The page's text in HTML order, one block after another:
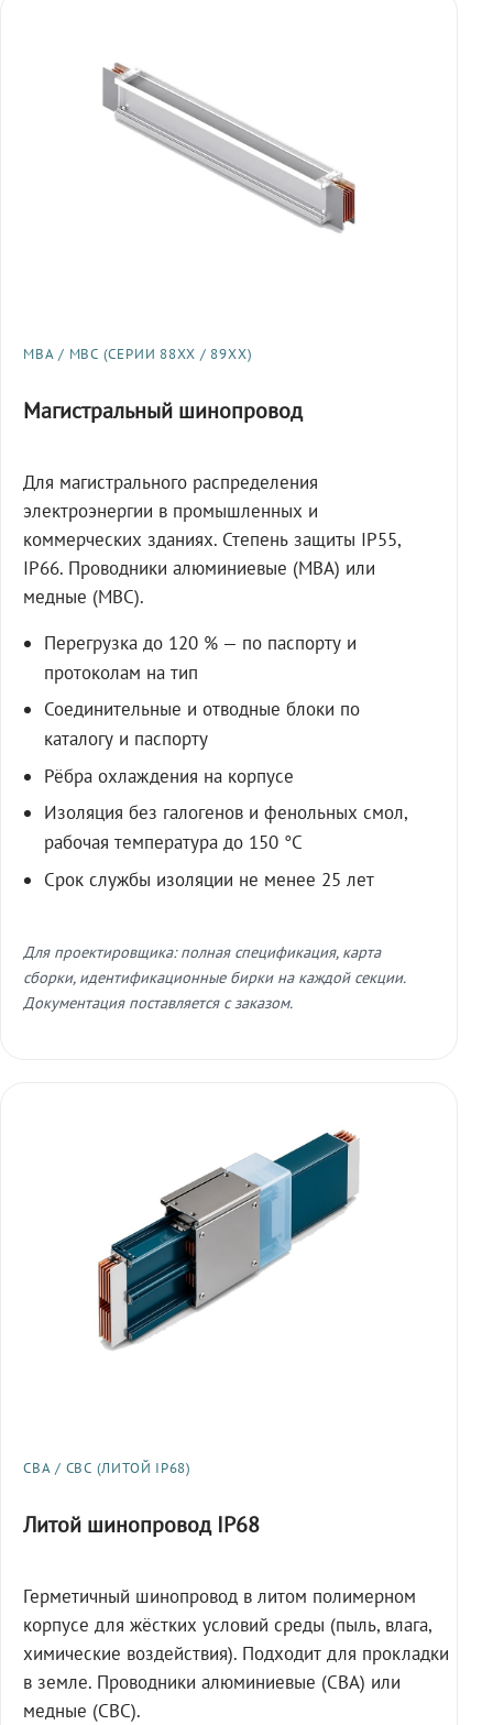
МВА / МВС (СЕРИИ 88XX / 89XX)
Магистральный шинопровод
Для магистрального распределения
электроэнергии в промышленных и
коммерческих зданиях. Степень защиты IP55,
IP66. Проводники алюминиевые (МВА) или
медные (МВС).
Перегрузка до 120 % — по паспорту и
протоколам на тип
Соединительные и отводные блоки по
каталогу и паспорту
Рёбра охлаждения на корпусе
Изоляция без галогенов и фенольных смол,
рабочая температура до 150 °C
Срок службы изоляции не менее 25 лет
Для проектировщика: полная спецификация, карта
сборки, идентификационные бирки на каждой секции.
Документация поставляется с заказом.
СВА / СВС (ЛИТОЙ IP68)
Литой шинопровод IP68
Герметичный шинопровод в литом полимерном
корпусе для жёстких условий среды (пыль, влага,
химические воздействия). Подходит для прокладки
в земле. Проводники алюминиевые (СВА) или
медные (СВС).